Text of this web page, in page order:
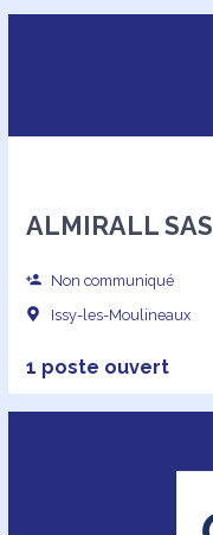
ALMIRALL SAS
Non communiqué
Issy-les-Moulineaux
1 poste ouvert